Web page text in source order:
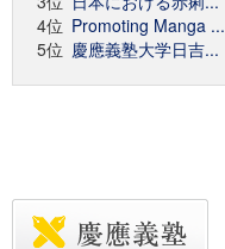
4位 Promoting Manga ...
5位 慶應義塾大学日吉...